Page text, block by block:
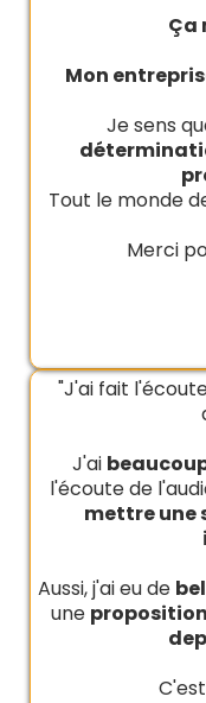
Ça
Mon
Je sens
Tout le monde
Merci
"J'ai fait
J'ai
l'écoute de
mettre une
Aussi, j'ai eu de
une